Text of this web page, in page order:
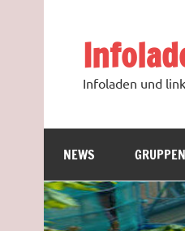
Infoladen und
NEWS